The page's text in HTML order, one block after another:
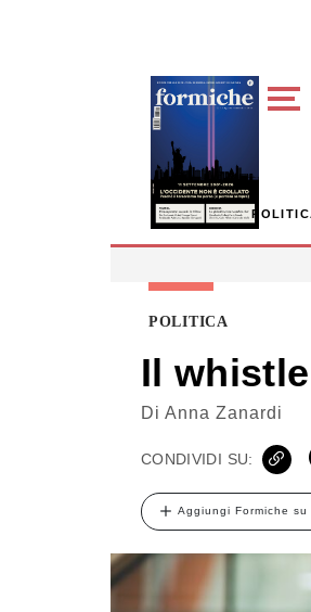
POLITICA
Il
Di Anna Zanardi
CONDIVIDI SU:
Aggiungi Formiche su